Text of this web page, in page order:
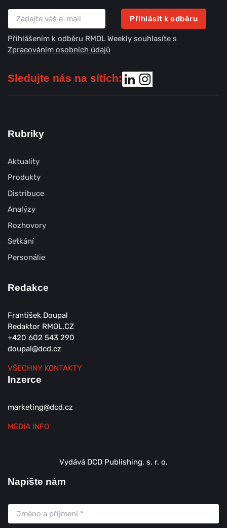
Přihlásit k odběru
Přihlášením k odběru RMOL Weekly souhlasíte s
Zpracováním osobních údajů
Sledujte nás na sítích:
Rubriky
Aktuality
Produkty
Distribuce
Analýzy
Rozhovory
Setkání
Personálie
Redakce
František Doupal
Redaktor RMOL.CZ
+420 602 543 290
doupal@dcd.cz
VŠECHNY KONTAKTY
Inzerce
marketing@dcd.cz
MEDIA INFO
Vydává DCD Publishing, s. r. o.
Napište nám